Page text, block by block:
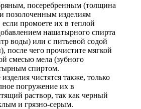
посеребренным (толщина
позолоченным изделиям
если промоете их в теплой
нашатырного спирта
воды) или с питьевой содой
после чего прочистите мягкой
смесью мела (зубного
спиртом.
чистятся также, только
погружение их в
раствор, так как черный
и грязно-серым.